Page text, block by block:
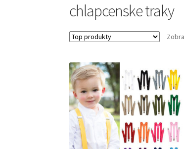
chlapcenske traky